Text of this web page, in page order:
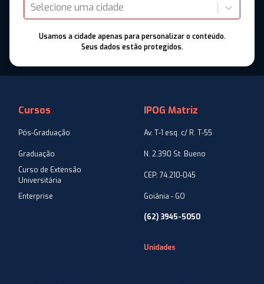
Selecione uma cidade
Usamos a cidade apenas para personalizar o conteúdo.
Seus dados estão protegidos.
Cursos
Pós-Graduação
Graduação
Curso de Extensão
Universitária
Enterprise
IPOG Matriz
Av. T-1 esq. c/ R. T-55
N. 2.390 St. Bueno
CEP: 74.210-045
Goiânia - GO
(62) 3945-5050
Unidades